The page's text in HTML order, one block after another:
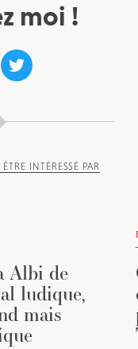
moi !
INTÉRESSÉ PAR
Albi de
ludique,
mais